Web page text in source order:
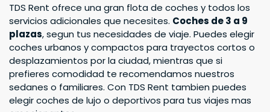
TDS Rent ofrece una gran flota de coches y todos los
servicios adicionales que necesites. Coches de 3 a 9
plazas, segun tus necesidades de viaje. Puedes elegir
coches urbanos y compactos para trayectos cortos o
desplazamientos por la ciudad, mientras que si
prefieres comodidad te recomendamos nuestros
sedanes o familiares. Con TDS Rent tambien puedes
elegir coches de lujo o deportivos para tus viajes mas
Devolución*
Estacion Central de Milan
Fecha de devolución Hora